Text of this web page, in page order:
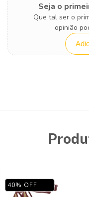
Seja o
Que tal ser o
opinião
40% OFF